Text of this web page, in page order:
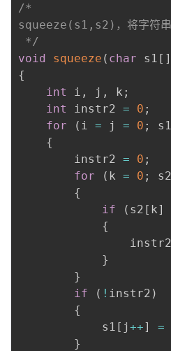
/*
squeeze(s1,s2)，将字符串
*/
void
squeeze ( char s1 [ ]
{
int
i , j , k ;
int
instr2 = 0 ;
for
( i = j = 0 ; s1
{
        instr2
= 0 ;
for
( k = 0 ; s2
{
if
( s2 [ k]
{
}
}
if
( ! instr2 )
{
            s1
[ j ++] =
}